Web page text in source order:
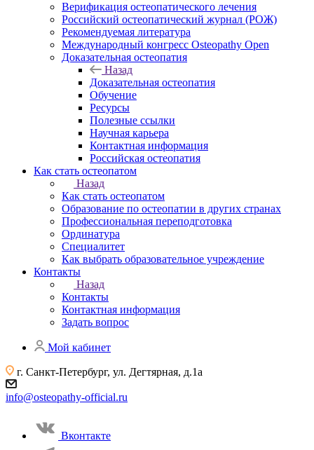
Верификация остеопатического лечения
Российский остеопатический журнал (РОЖ)
Рекомендуемая литература
Международный конгресс Osteopathy Open
Доказательная остеопатия
Назад
Доказательная остеопатия
Обучение
Ресурсы
Полезные ссылки
Научная карьера
Контактная информация
Российская остеопатия
Как стать остеопатом
Назад
Как стать остеопатом
Образование по остеопатии в других странах
Профессиональная переподготовка
Ординатура
Специалитет
Как выбрать образовательное учреждение
Контакты
Назад
Контакты
Контактная информация
Задать вопрос
Мой кабинет
г. Санкт-Петербург, ул. Дегтярная, д.1а
info@osteopathy-official.ru
Вконтакте